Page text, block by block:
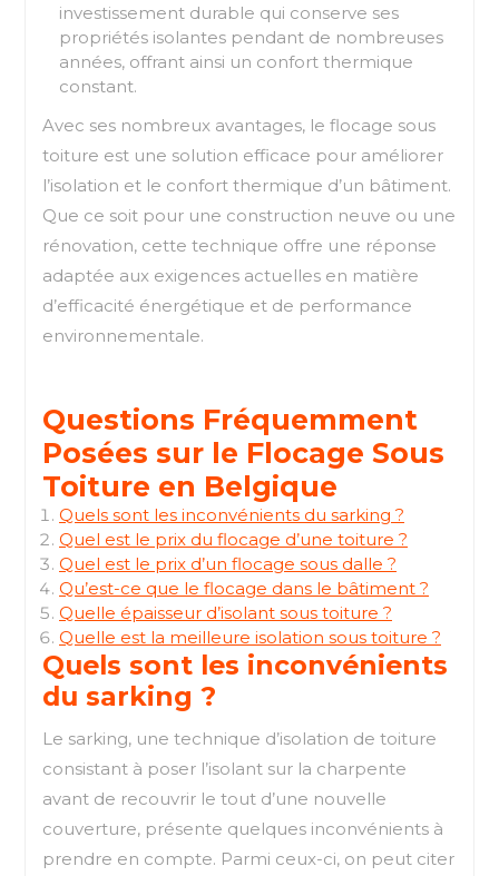
investissement durable qui conserve ses
propriétés isolantes pendant de nombreuses
années, offrant ainsi un confort thermique
constant.
Avec ses nombreux avantages, le flocage sous
toiture est une solution efficace pour améliorer
l’isolation et le confort thermique d’un bâtiment.
Que ce soit pour une construction neuve ou une
rénovation, cette technique offre une réponse
adaptée aux exigences actuelles en matière
d’efficacité énergétique et de performance
environnementale.
Questions Fréquemment
Posées sur le Flocage Sous
Toiture en Belgique
Quels sont les inconvénients du sarking ?
Quel est le prix du flocage d’une toiture ?
Quel est le prix d’un flocage sous dalle ?
Qu’est-ce que le flocage dans le bâtiment ?
Quelle épaisseur d’isolant sous toiture ?
Quelle est la meilleure isolation sous toiture ?
Quels sont les inconvénients
du sarking ?
Le sarking, une technique d’isolation de toiture
consistant à poser l’isolant sur la charpente
avant de recouvrir le tout d’une nouvelle
couverture, présente quelques inconvénients à
prendre en compte. Parmi ceux-ci, on peut citer